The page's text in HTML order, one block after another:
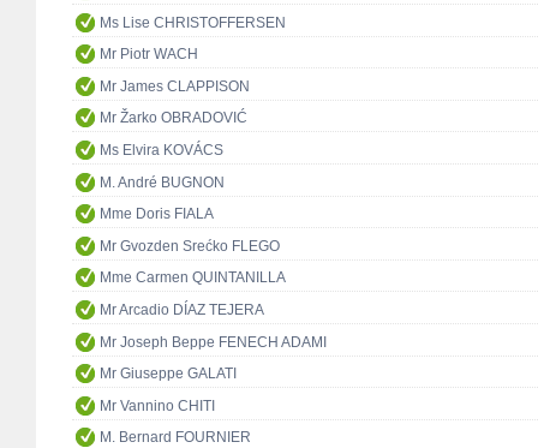
Ms Lise CHRISTOFFERSEN
Mr Piotr WACH
Mr James CLAPPISON
Mr Žarko OBRADOVIĆ
Ms Elvira KOVÁCS
M. André BUGNON
Mme Doris FIALA
Mr Gvozden Srećko FLEGO
Mme Carmen QUINTANILLA
Mr Arcadio DÍAZ TEJERA
Mr Joseph Beppe FENECH ADAMI
Mr Giuseppe GALATI
Mr Vannino CHITI
M. Bernard FOURNIER